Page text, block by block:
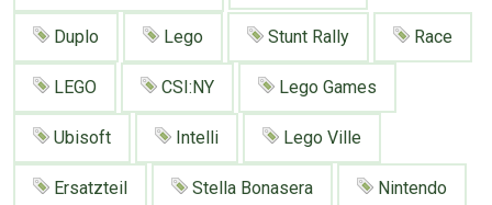
Duplo Lego Stunt Rally Race
LEGO CSI:NY Lego Games
Ubisoft Intelli Lego Ville
Ersatzteil Stella Bonasera Nintendo